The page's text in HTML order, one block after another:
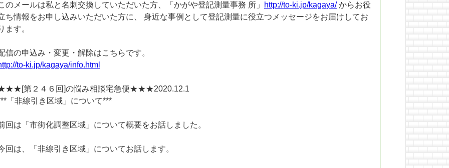
のメールは私と名刺交換していただいた方、「かがや登記測量事務 所」 http://to-ki.jp/kagaya/からお役
ち情報をお申し込みいただいた方に、 身近な事例として登記測量に役立つメッセージをお届けしてお
ます。
信の申込み・変更・解除はこちらです。
to-ki.jp/kagaya/info.html
第２４６回]の悩み相談宅急便★★★2020.12.1
「非線引き区域」について***
回は「市街化調整区域」について概要をお話しました。
回は、「非線引き区域」についてお話します。